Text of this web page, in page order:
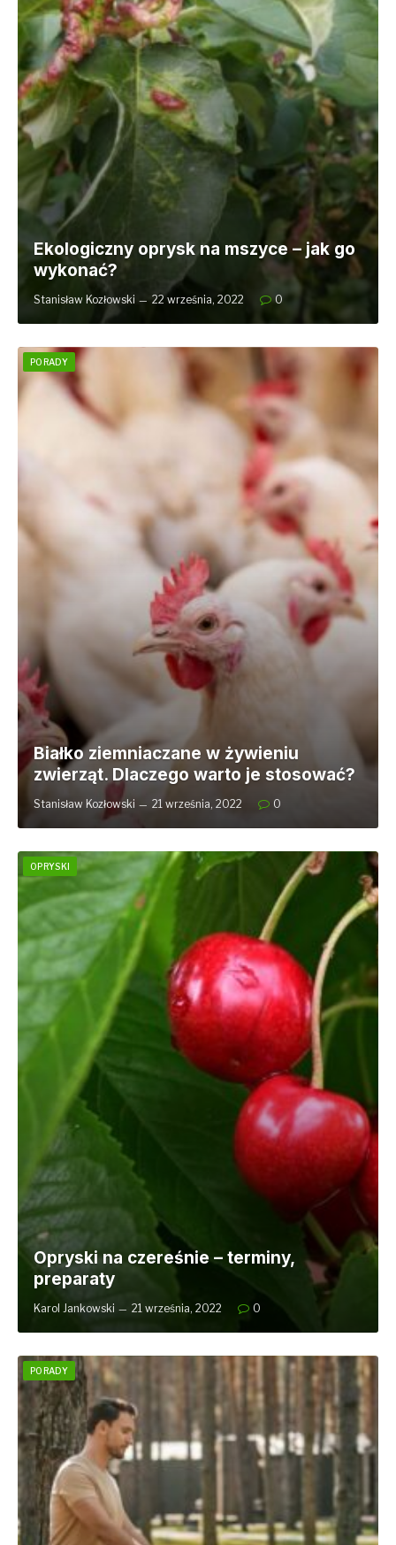
Ekologiczny oprysk na mszyce – jak go
wykonać?
Stanisław Kozłowski 22 września, 2022 0
PORADY
Białko ziemniaczane w żywieniu
zwierząt. Dlaczego warto je stosować?
Stanisław Kozłowski 21 września, 2022 0
OPRYSKI
Opryski na czereśnie – terminy,
preparaty
Karol Jankowski 21 września, 2022 0
PORADY